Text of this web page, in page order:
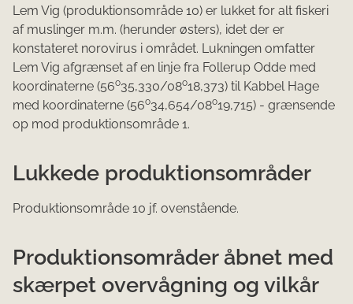
Lem Vig (produktionsområde 10) er lukket for alt fiskeri
af muslinger m.m. (herunder østers), idet der er
konstateret norovirus i området. Lukningen omfatter
Lem Vig afgrænset af en linje fra Follerup Odde med
koordinaterne (56o35,330/08o18,373) til Kabbel Hage
med koordinaterne (56o34,654/08o19,715) - grænsende
op mod produktionsområde 1.
Lukkede produktionsområder
Produktionsområde 10 jf. ovenstående.
Produktionsområder åbnet med
skærpet overvågning og vilkår